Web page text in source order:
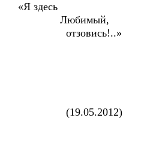
«Я здесь
Любимый,
отзовись!..»
(19.05.2012)